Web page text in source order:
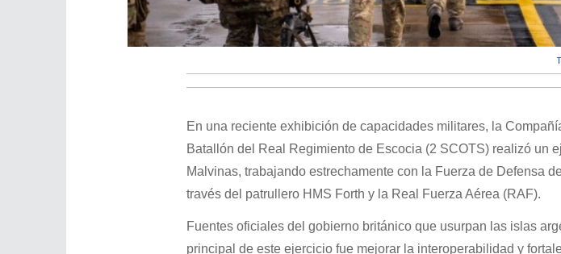
En una reciente exhibición de capacidades militares, la
Batallón del Real Regimiento de Escocia (2 SCOTS) realizó un
Malvinas, trabajando estrechamente con la Fuerza de Defensa
través del patrullero HMS Forth y la Real Fuerza Aérea (RAF).
Fuentes oficiales del gobierno británico que usurpan las islas
principal de este ejercicio fue mejorar la interoperabilidad y